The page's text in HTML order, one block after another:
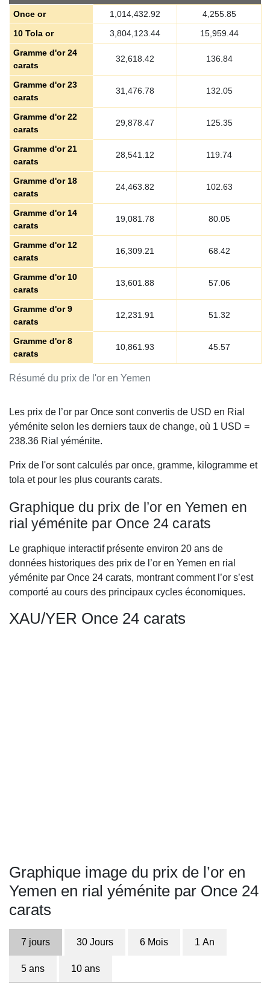
Résumé du prix de l'or en Yemen
Once or 1,014,432.92
4,255.85
10 Tola or
3,804,123.44
15,959.44
Gramme d'or 24
carats
32,618.42 136.84
Gramme d'or 23
carats
31,476.78 132.05
Gramme d'or 22
carats
29,878.47 125.35
Gramme d'or 21
carats
28,541.12 119.74
Gramme d'or 18
carats
24,463.82 102.63
Gramme d'or 14
carats
19,081.78 80.05
Gramme d'or 12
carats
16,309.21 68.42
Gramme d'or 10
carats
13,601.88 57.06
Gramme d'or 9
carats
12,231.91 51.32
Gramme d'or 8
carats
10,861.93 45.57
Les prix de l’or par Once sont convertis de USD en Rial
yéménite selon les derniers taux de change, où 1 USD =
238.36 Rial yéménite.
Prix de l'or sont calculés par once, gramme, kilogramme et
tola et pour les plus courants carats.
Graphique du prix de l’or en Yemen en
rial yéménite par Once 24 carats
Le graphique interactif présente environ 20 ans de
données historiques des prix de l’or en Yemen en rial
yéménite par Once 24 carats, montrant comment l’or s’est
comporté au cours des principaux cycles économiques.
XAU/YER Once 24 carats
Graphique image du prix de l’or en
Yemen en rial yéménite par Once 24
carats
7 jours 30 Jours 6 Mois 1 An
5 ans 10 ans